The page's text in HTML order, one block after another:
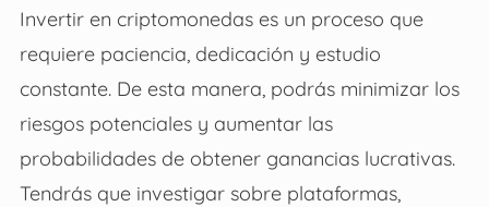
Invertir en criptomonedas es un proceso que
requiere paciencia, dedicación y estudio
constante. De esta manera, podrás minimizar los
riesgos potenciales y aumentar las
probabilidades de obtener ganancias lucrativas.
Tendrás que investigar sobre plataformas,